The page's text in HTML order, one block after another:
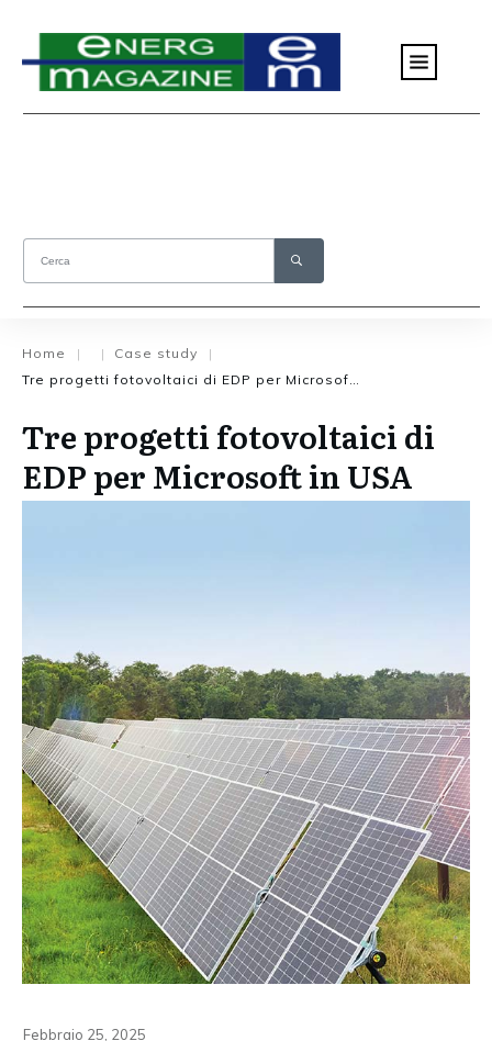
Home | | Case study
|
Tre progetti fotovoltaici di
EDP per Microsoft in USA
Febbraio 25, 2025